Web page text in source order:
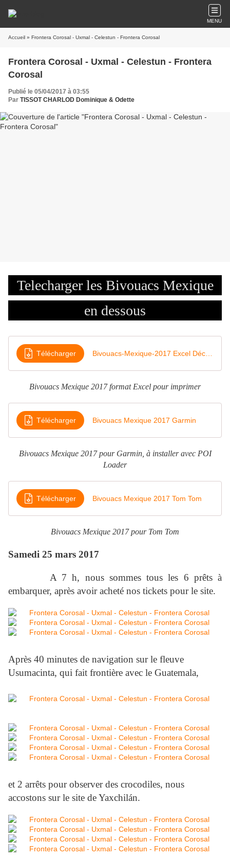
MENU
Accueil » Frontera Corosal - Uxmal - Celestun - Frontera Corosal
Frontera Corosal - Uxmal - Celestun - Frontera
Corosal
Publié le 05/04/2017 à 03:55
Par TISSOT CHARLOD Dominique & Odette
Telecharger les Bivouacs Mexique
en dessous
Télécharger
Bivouacs Mexique 2017 format Excel pour imprimer
Télécharger Bivouacs Mexique 2017 Garmin
Bivouacs Mexique 2017 pour Garmin, à installer avec POI
Loader
Télécharger Bivouacs Mexique 2017 Tom Tom
Bivouacs Mexique 2017 pour Tom Tom
Samedi 25 mars 2017
A 7 h, nous sommes tous les 6 prêts à
embarquer, après avoir acheté nos tickets pour le site.
Après 40 minutes de navigation sur le fleuve
Usumacinta, qui fait frontière avec le Guatemala,
et 2 arrêts pour observer des crocodiles, nous
accostons sur le site de Yaxchilán.